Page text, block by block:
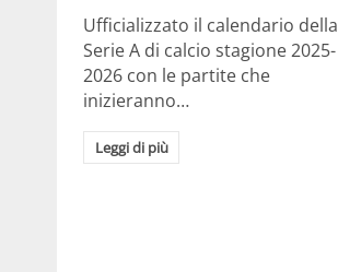
Ufficializzato il calendario della
Serie A di calcio stagione 2025-
2026 con le partite che
inizieranno…
Leggi di più